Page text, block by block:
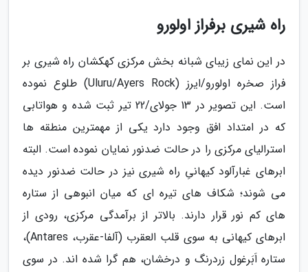
راه شیری برفراز اولورو
در این نمای زیبای شبانه بخش مرکزی کهکشان راه شیری بر
فراز صخره اولورو/ایرز (Uluru/Ayers Rock) طلوع نموده
است. این تصویر در 13 جولای/22 تیر ثبت شده و هواتابی
که در امتداد افق وجود دارد یکی از مهمترین منطقه ها
استرالیای مرکزی را در حالت ضدنور نمایان نموده است. البته
ابرهای غبارآلود کیهانیِ راه شیری نیز در حالت ضدنور دیده
می شوند؛ شکاف های تیره ای که میان انبوهی از ستاره
های کم نور قرار دارند. بالاتر از برآمدگی مرکزی، رودی از
ابرهای کیهانی به سوی قلب العقرب (آلفا-عقرب، Antares)،
ستاره اَبَرغول زردرنگ و درخشان، هم گرا شده اند. در سوی